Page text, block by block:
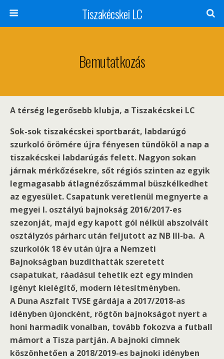
Tiszakécskei LC
Bemutatkozás
A térség legerősebb klubja, a Tiszakécskei LC
Sok-sok tiszakécskei sportbarát, labdarúgó
szurkoló örömére újra fényesen tündököl a nap a
tiszakécskei labdarúgás felett. Nagyon sokan
járnak mérkőzésekre, sőt régiós szinten az egyik
legmagasabb átlagnézőszámmal büszkélkedhet
az egyesület. Csapatunk veretlenül megnyerte a
megyei I. osztályú bajnokság 2016/2017-es
szezonját, majd egy kapott gól nélkül abszolvált
osztályzós párharc után feljutott az NB III-ba. A
szurkolók 18 év után újra a Nemzeti
Bajnokságban buzdíthatták szeretett
csapatukat, ráadásul tehetik ezt egy minden
igényt kielégítő, modern létesítményben.
A Duna Aszfalt TVSE gárdája a 2017/2018-as
idényben újoncként, rögtön bajnokságot nyert a
honi harmadik vonalban, tovább fokozva a futball
mámort a Tisza partján. A bajnoki címnek
köszönhetően a 2018/2019-es bajnoki idényben